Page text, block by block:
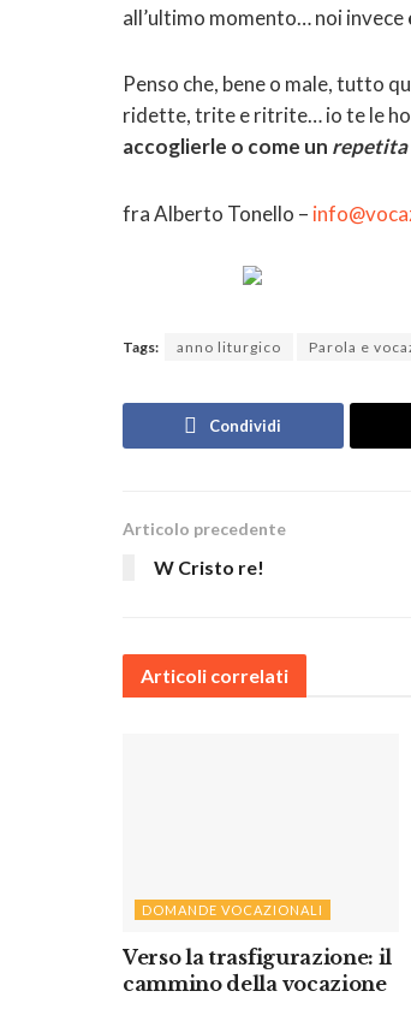
all’ultimo momento… noi invece
Penso che, bene o male, tutto
ridette, trite e ritrite… io te le
accoglierle o come un
fra Alberto Tonello –
Tags: anno liturgico Parola e
Condividi
Articolo precedente
W Cristo re!
Articoli correlati
DOMANDE VOCAZIONALI
Verso la trasfigurazione: il
cammino della vocazione